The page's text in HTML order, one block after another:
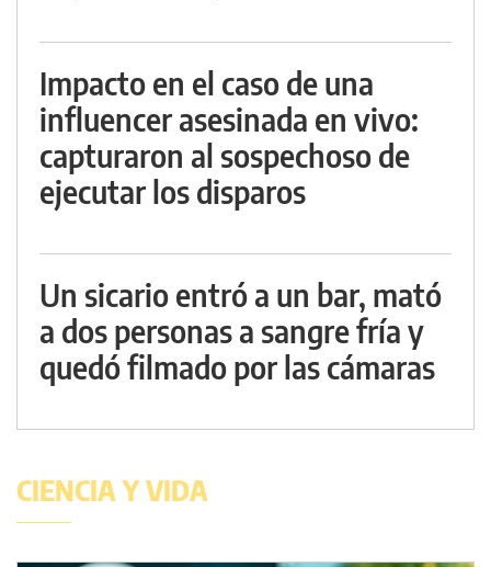
Impacto en el caso de una
influencer asesinada en vivo:
capturaron al sospechoso de
ejecutar los disparos
Un sicario entró a un bar, mató
a dos personas a sangre fría y
quedó filmado por las cámaras
CIENCIA Y VIDA